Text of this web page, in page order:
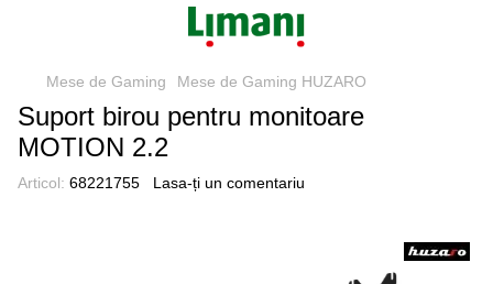
Mese de Gaming Mese de Gaming HUZARO
Suport birou pentru monitoare
MOTION 2.2
Articol: 68221755 Lasa-ți un comentariu